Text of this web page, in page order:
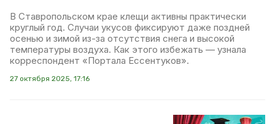
В Ставропольском крае клещи активны практически
круглый год. Случаи укусов фиксируют даже поздней
осенью и зимой из-за отсутствия снега и высокой
температуры воздуха. Как этого избежать — узнала
корреспондент «Портала Ессентуков».
27 октября 2025, 17:16